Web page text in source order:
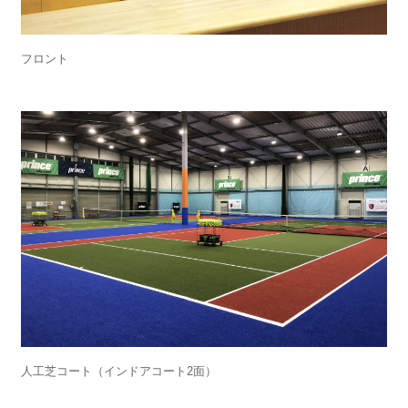
フロント
人工芝コート（インドアコート2面）